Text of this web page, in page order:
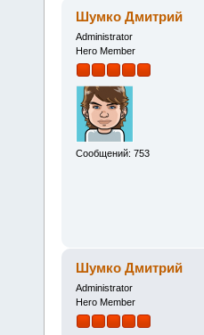
Шумко Дмитрий
Administrator
Hero Member
Сообщений: 753
Шумко Дмитрий
Administrator
Hero Member